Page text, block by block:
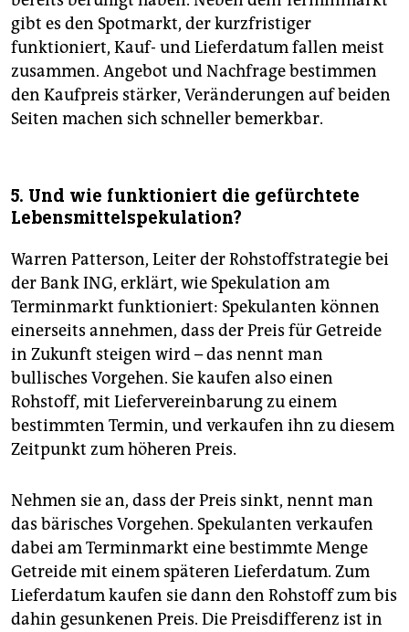
gibt es den Spotmarkt, der kurzfristiger
funktioniert, Kauf- und Lieferdatum fallen meist
zusammen. Angebot und Nachfrage bestimmen
den Kaufpreis stärker, Veränderungen auf beiden
Seiten machen sich schneller bemerkbar.
5. Und wie funktioniert die gefürchtete
Lebensmittelspekulation?
Warren Patterson, Leiter der Rohstoffstrategie bei
der Bank ING, erklärt, wie Spekulation am
Terminmarkt funktioniert: Spekulanten können
einerseits annehmen, dass der Preis für Getreide
in Zukunft steigen wird – das nennt man
bullisches Vorgehen. Sie kaufen also einen
Rohstoff, mit Liefervereinbarung zu einem
bestimmten Termin, und verkaufen ihn zu diesem
Zeitpunkt zum höheren Preis.
Nehmen sie an, dass der Preis sinkt, nennt man
das bärisches Vorgehen. Spekulanten verkaufen
dabei am Terminmarkt eine bestimmte Menge
Getreide mit einem späteren Lieferdatum. Zum
Lieferdatum kaufen sie dann den Rohstoff zum bis
dahin gesunkenen Preis. Die Preisdifferenz ist in